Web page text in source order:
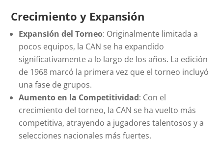
Crecimiento y Expansión
Expansión del Torneo: Originalmente limitada a
pocos equipos, la CAN se ha expandido
significativamente a lo largo de los años. La edición
de 1968 marcó la primera vez que el torneo incluyó
una fase de grupos.
Aumento en la Competitividad: Con el
crecimiento del torneo, la CAN se ha vuelto más
competitiva, atrayendo a jugadores talentosos y a
selecciones nacionales más fuertes.